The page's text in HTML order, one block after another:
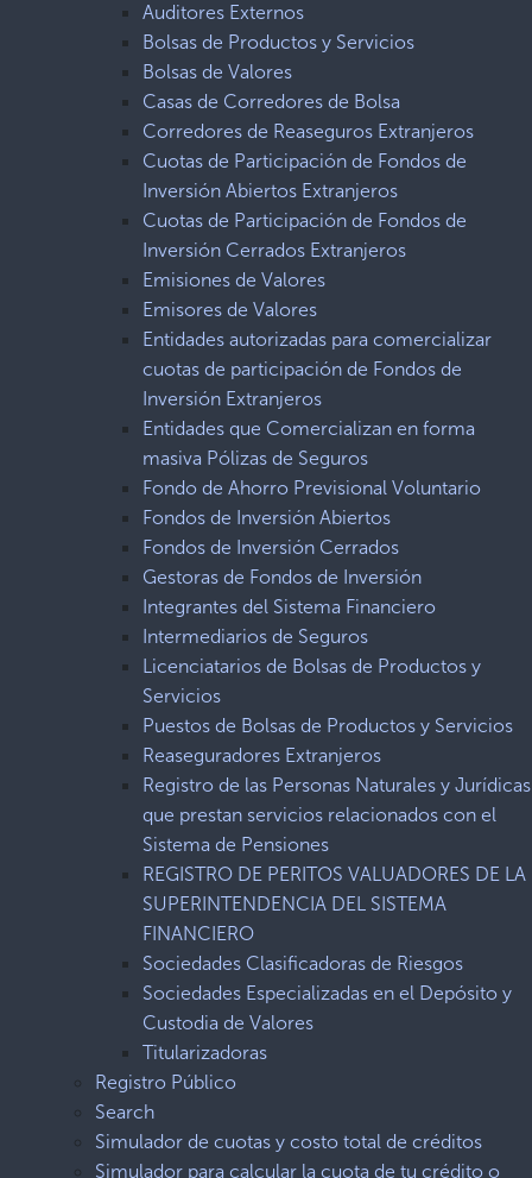
Auditores Externos
Bolsas de Productos y Servicios
Bolsas de Valores
Casas de Corredores de Bolsa
Corredores de Reaseguros Extranjeros
Cuotas de Participación de Fondos de
Inversión Abiertos Extranjeros
Cuotas de Participación de Fondos de
Inversión Cerrados Extranjeros
Emisiones de Valores
Emisores de Valores
Entidades autorizadas para comercializar
cuotas de participación de Fondos de
Inversión Extranjeros
Entidades que Comercializan en forma
masiva Pólizas de Seguros
Fondo de Ahorro Previsional Voluntario
Fondos de Inversión Abiertos
Fondos de Inversión Cerrados
Gestoras de Fondos de Inversión
Integrantes del Sistema Financiero
Intermediarios de Seguros
Licenciatarios de Bolsas de Productos y
Servicios
Puestos de Bolsas de Productos y Servicios
Reaseguradores Extranjeros
Registro de las Personas Naturales y Jurídicas
que prestan servicios relacionados con el
Sistema de Pensiones
REGISTRO DE PERITOS VALUADORES DE LA
SUPERINTENDENCIA DEL SISTEMA
FINANCIERO
Sociedades Clasificadoras de Riesgos
Sociedades Especializadas en el Depósito y
Custodia de Valores
Titularizadoras
Registro Público
Search
Simulador de cuotas y costo total de créditos
Simulador para calcular la cuota de tu crédito o